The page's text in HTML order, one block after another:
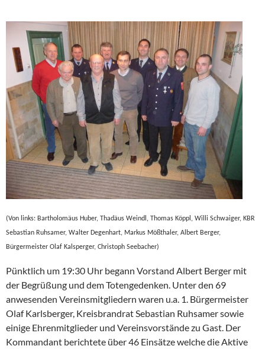
(Von links: Bartholomäus Huber, Thadäus Weindl, Thomas Köppl, Willi Schwaiger, KBR
Sebastian Ruhsamer, Walter Degenhart, Markus Mößthaler, Albert Berger,
Bürgermeister Olaf Kalsperger, Christoph Seebacher)
Pünktlich um 19:30 Uhr begann Vorstand Albert Berger mit
der Begrüßung und dem Totengedenken. Unter den 69
anwesenden Vereinsmitgliedern waren u.a. 1. Bürgermeister
Olaf Karlsberger, Kreisbrandrat Sebastian Ruhsamer sowie
einige Ehrenmitglieder und Vereinsvorstände zu Gast. Der
Kommandant berichtete über 46 Einsätze welche die Aktive